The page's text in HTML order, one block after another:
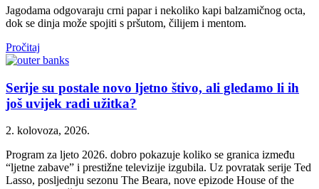
Jagodama odgovaraju crni papar i nekoliko kapi balzamičnog octa,
dok se dinja može spojiti s pršutom, čilijem i mentom.
Pročitaj
Serije su postale novo ljetno štivo, ali gledamo li ih
još uvijek radi užitka?
2. kolovoza, 2026.
Program za ljeto 2026. dobro pokazuje koliko se granica između
“ljetne zabave” i prestižne televizije izgubila. Uz povratak serije Ted
Lasso, posljednju sezonu The Beara, nove epizode House of the